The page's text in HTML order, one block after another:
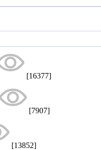
[16377]
[7907]
[13852]